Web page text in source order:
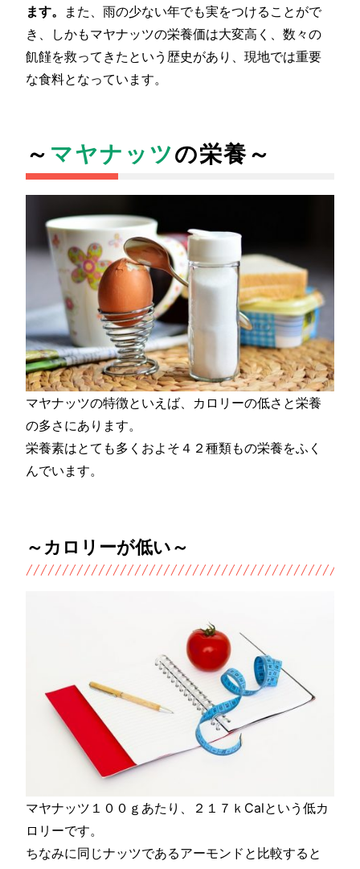
ます。
また、雨の少ない年でも実をつけることがで
き、しかもマヤナッツの栄養価は大変高く、数々の
飢饉を救ってきたという歴史があり、現地では重要
な食料となっています。
～ マヤナッツの栄養～
マヤナッツの特徴といえば、カロリーの低さと栄養
の多さにあります。
栄養素はとても多くおよそ４２種類もの栄養をふく
んでいます。
～カロリーが低い～
マヤナッツ１００ｇあたり、２１７ｋCalという低カ
ロリーです。
ちなみに同じナッツであるアーモンドと比較すると